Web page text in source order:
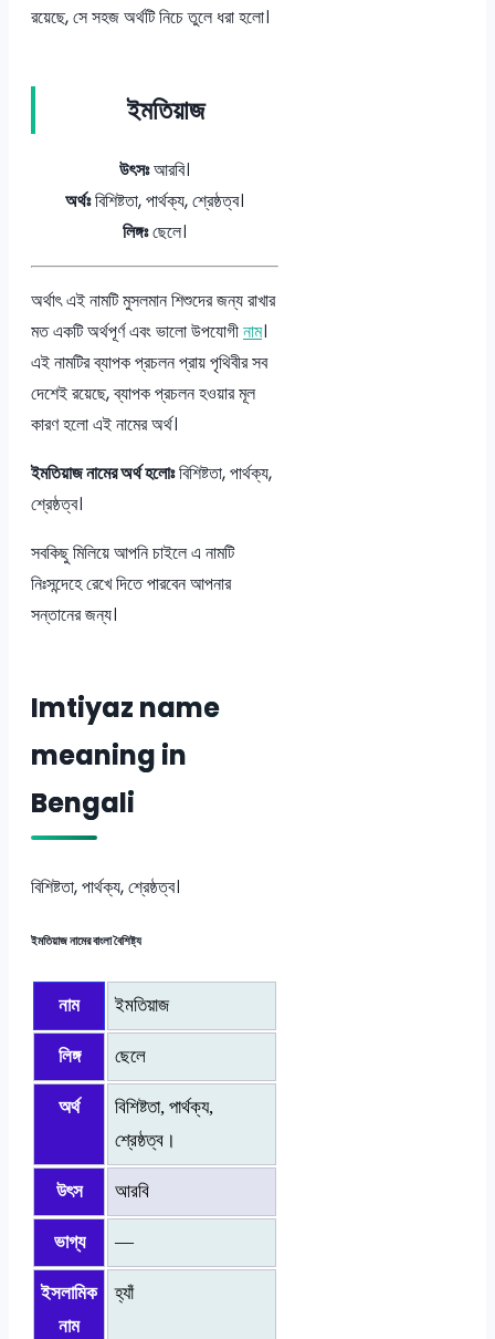
রয়েছে, সে সহজ অর্থটি নিচে তুলে ধরা হলো।
ইমতিয়াজ
উৎসঃআরবি।
অর্থঃবিশিষ্টতা, পার্থক্য, শ্রেষ্ঠত্ব।
লিঙ্গঃছেলে।
অর্থাৎ এই নামটি মুসলমান শিশুদের জন্য রাখার
মত একটি অর্থপূর্ণ এবং ভালো উপযোগীনাম।
এই নামটির ব্যাপক প্রচলন প্রায় পৃথিবীর সব
দেশেই রয়েছে, ব্যাপক প্রচলন হওয়ার মূল
কারণ হলো এই নামের অর্থ।
ইমতিয়াজ নামের অর্থ হলোঃবিশিষ্টতা, পার্থক্য,
শ্রেষ্ঠত্ব।
সবকিছু মিলিয়ে আপনি চাইলে এ নামটি
নিঃসন্দেহে রেখে দিতে পারবেন আপনার
সন্তানের জন্য।
Imtiyaz name
meaning in
Bengali
বিশিষ্টতা, পার্থক্য, শ্রেষ্ঠত্ব।
ইমতিয়াজ নামের বাংলা বৈশিষ্ট্য
নাম ইমতিয়াজ
লিঙ্গ ছেলে
অর্থ
বিশিষ্টতা, পার্থক্য,
শ্রেষ্ঠত্ব।
উৎস আরবি
ভাগ্য —
ইসলামিক
নাম
হ্যাঁ